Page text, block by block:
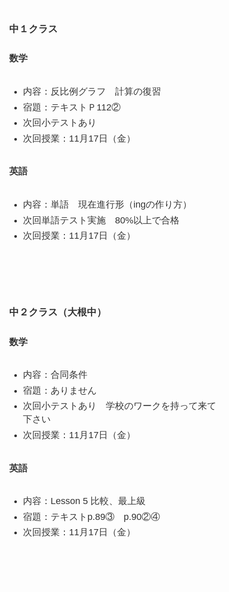
中１クラス
数学
内容：反比例グラフ 計算の復習
宿題：テキストＰ112②
次回小テストあり
次回授業：11月17日（金）
英語
内容：単語 現在進行形（ingの作り方）
次回単語テスト実施 80%以上で合格
次回授業：11月17日（金）
中２クラス（大根中）
数学
内容：合同条件
宿題：ありません
次回小テストあり 学校のワークを持って来て
下さい
次回授業：11月17日（金）
英語
内容：Lesson 5 比較、最上級
宿題：テキストp.89③ p.90②④
次回授業：11月17日（金）